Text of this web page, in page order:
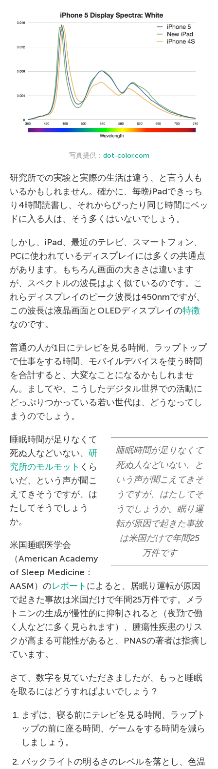
写真提供： dot-color.com
研究所での実験と実際の生活は違う、と言う人も
いるかもしれません。確かに、毎晩iPadできっち
り4時間読書し、それからぴったり同じ時間にベッ
ドに入る人は、そう多くはいないでしょう。
しかし、iPad、最近のテレビ、スマートフォン、
PCに使われているディスプレイには多くの共通点
があります。もちろん画面の大きさは違います
が、スペクトルの波長はよく似ているのです。こ
れらディスプレイのピーク波長は450nmですが、
この波長は液晶画面とOLEDディスプレイの特徴
なのです。
普通の人が1日にテレビを見る時間、ラップトップ
で仕事をする時間、モバイルデバイスを使う時間
を合計すると、大変なことになるかもしれませ
ん。ましてや、こうしたデジタル世界での活動に
どっぷりつかっている若い世代は、どうなってし
まうのでしょう。
睡眠時間が足りなくて
死ぬ人などいない、と
いう声が聞こえてきそ
うですが、はたしてそ
うでしょうか。眠り運
転が原因で起きた事故
は米国だけで年間25
万件です
睡眠時間が足りなくて
死ぬ人などいない、 研
究所のモルモット くら
いだ、という声が聞こ
えてきそうですが、は
たしてそうでしょう
か。
米国睡眠医学会
（American Academy
of Sleep Medicine：
AASM）のレポート によると、居眠り運転が原因
で起きた事故は米国だけで年間25万件です。メラ
トニンの生成が慢性的に抑制されると（夜勤で働
く人などに多く見られます）、腫瘍性疾患のリス
クが高まる可能性があると、PNASの著者は指摘し
ています。
さて、数字を見ていただきましたが、もっと睡眠
を取るにはどうすればよいでしょう？
まずは、寝る前にテレビを見る時間、ラップト
ップの前に座る時間、ゲームをする時間を減ら
しましょう。
バックライトの明るさのレベルを落とし、色温